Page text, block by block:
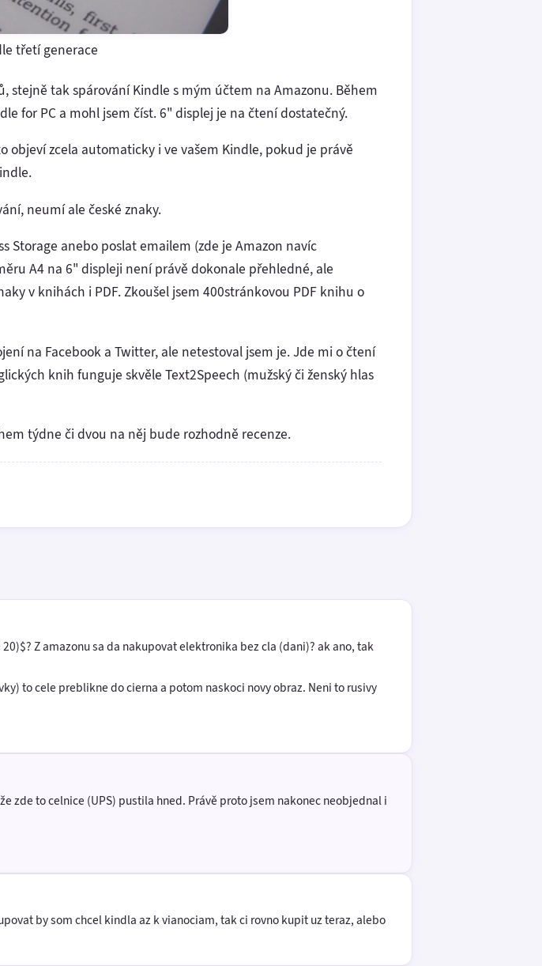
třetí generace
stejně tak spárování Kindle s mým účtem na Amazonu. Během
for PC a mohl jsem číst. 6" displej je na čtení dostatečný.
objeví zcela automaticky i ve vašem Kindle, pokud je právě
neumí ale české znaky.
Storage anebo poslat emailem (zde je Amazon navíc
A4 na 6" displeji není právě dokonale přehledné, ale
v knihách i PDF. Zkoušel jsem 400stránkovou PDF knihu o
na Facebook a Twitter, ale netestoval jsem je. Jde mi o čtení
knih funguje skvěle Text2Speech (mužský či ženský hlas
týdne či dvou na něj bude rozhodně recenze.
Z amazonu sa da nakupovat elektronika bez cla (dani)? ak ano, tak
to cele preblikne do cierna a potom naskoci novy obraz. Neni to rusivy
zde to celnice (UPS) pustila hned. Právě proto jsem nakonec neobjednal i
by som chcel kindla az k vianociam, tak ci rovno kupit uz teraz, alebo